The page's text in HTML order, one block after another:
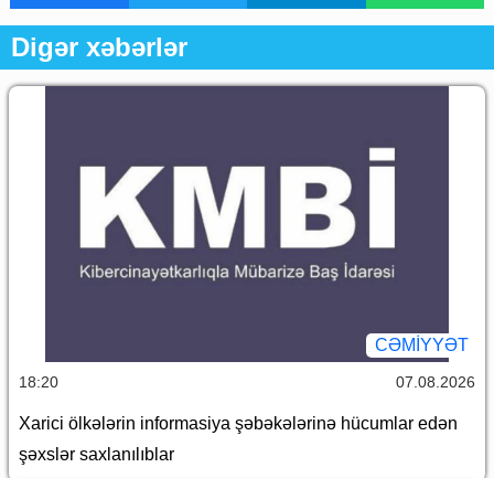
Digər xəbərlər
CƏMİYYƏT
18:20 07.08.2026
Xarici ölkələrin informasiya şəbəkələrinə hücumlar edən
şəxslər saxlanılıblar